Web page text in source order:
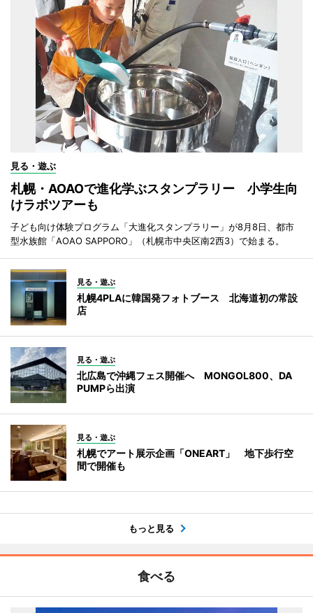
見る・遊ぶ
札幌・AOAOで進化学ぶスタンプラリー 小学生向
けラボツアーも
子ども向け体験プログラム「大進化スタンプラリー」が8月8日、都市
型水族館「AOAO SAPPORO」（札幌市中央区南2西3）で始まる。
見る・遊ぶ
札幌4PLAに韓国発フォトブース 北海道初の常設
店
見る・遊ぶ
北広島で沖縄フェス開催へ MONGOL800、DA
PUMPら出演
見る・遊ぶ
札幌でアート展示企画「ONEART」 地下歩行空
間で開催も
もっと見る
食べる